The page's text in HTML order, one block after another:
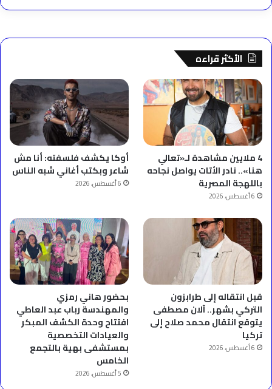
الأكثر قراءه
4 ملايين مشاهدة لـ«تعالي
هنا».. نادر الأتات يواصل نجاحه
باللهجة المصرية
6 أغسطس، 2026
أوكا يكشف فلسفته: أنا مش
شاعر وبكتب أغاني شبه الناس
6 أغسطس، 2026
قبل انتقاله إلى طرابزون
التركي بشهر.. آلان مصطفى
يتوقع انتقال محمد صلاح إلى
تركيا
6 أغسطس، 2026
بحضور هاني رمزي
والمهندسة رباب عبد العاطي
افتتاح وحدة الكشف المبكر
والعيادات التخصصية
بمستشفى بهية بالتجمع
الخامس
5 أغسطس، 2026